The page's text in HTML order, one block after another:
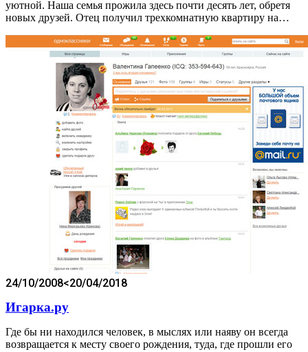
уютной. Наша семья прожила здесь почти десять лет, обретя
новых друзей. Отец получил трехкомнатную квартиру на…
24/10/2008<20/04/2018
Игарка.ру
Где бы ни находился человек, в мыслях или наяву он всегда
возвращается к месту своего рождения, туда, где прошли его